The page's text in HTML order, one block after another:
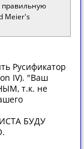
правильную
Meier's
Русификатор
IV). "Ваш
т.к. не
БУДУ